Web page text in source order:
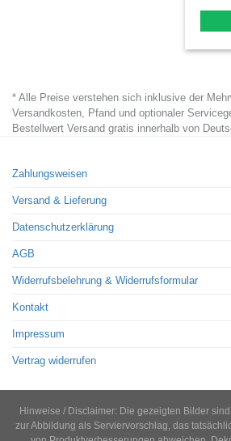
be
chosen
on
product
page
* Alle Preise verstehen sich inklusive der
Versandkosten, Pfand und optionaler
Bestellwert Versand gratis innerhalb von
Zahlungsweisen
Versand & Lieferung
Datenschutzerklärung
AGB
Widerrufsbelehrung & Widerrufsformular
Kontakt
Impressum
Vertrag widerrufen
Hinweise / Disclaimer: Die gezeigten Bilder
zur Abbildung als Serviervorschlag, das